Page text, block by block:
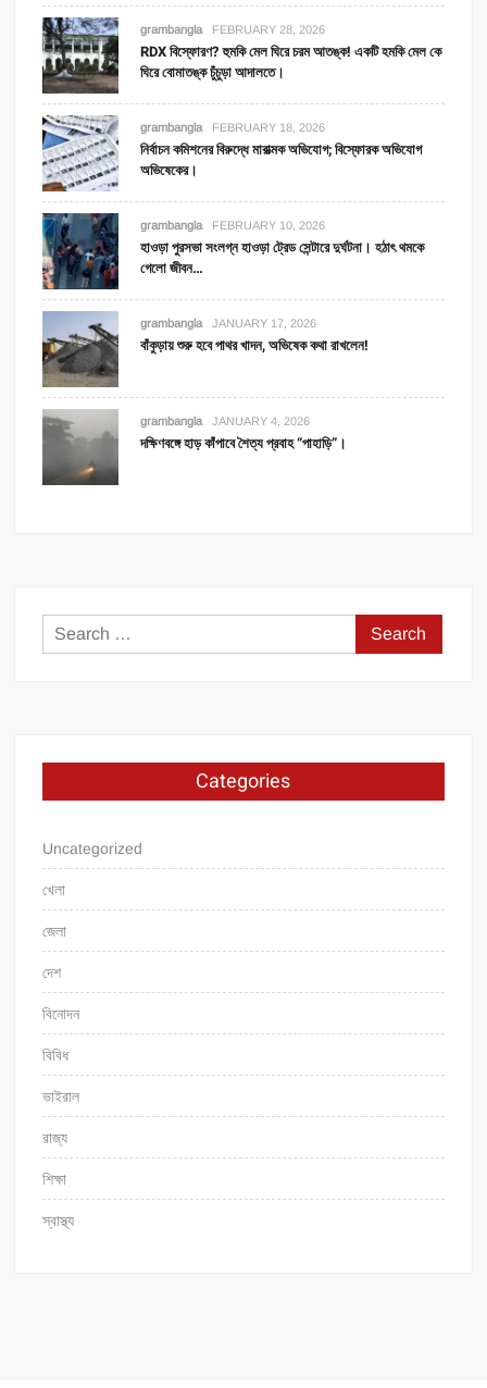
grambangla FEBRUARY 28, 2026
RDX বিস্ফোরণ? হুমকি মেল ঘিরে চরম আতঙ্ক! একটি হমকি মেল কে
ঘিরে বোমাতঙ্ক চুঁচুড়া আদালতে।
grambangla FEBRUARY 18, 2026
নির্বাচন কমিশনের বিরুদ্ধে মারাত্মক অভিযোগ; বিস্ফোরক অভিযোগ
অভিষেকের।
grambangla FEBRUARY 10, 2026
হাওড়া পুরসভা সংলগ্ন হাওড়া ট্রেড সেন্টারে দুর্ঘটনা। হঠাৎ থমকে
গেলো জীবন…
grambangla JANUARY 17, 2026
বাঁকুড়ায় শুরু হবে পাথর খাদন, অভিষেক কথা রাখলেন!
grambangla JANUARY 4, 2026
দক্ষিণবঙ্গে হাড় কাঁপাবে শৈত্য প্রবাহ “পাহাড়ি”।
Search
for:
Categories
Uncategorized
খেলা
জেলা
দেশ
বিনোদন
বিবিধ
ভাইরাল
রাজ্য
শিক্ষা
স্বাস্থ্য